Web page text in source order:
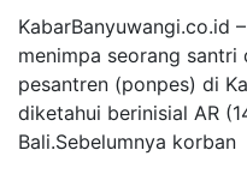
KabarBanyuwangi.co.id
menimpa seorang
pesantren (ponpes) di
diketahui berinisial AR
Bali.Sebelumnya korban